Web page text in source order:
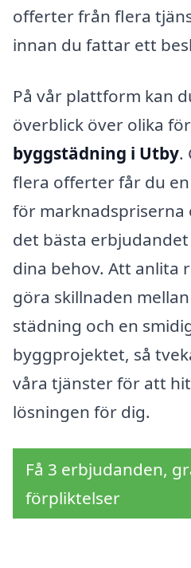
offerter från flera
innan du fattar ett
På vår plattform kan
överblick över olika
byggstädning i Utby.
flera offerter får du
för marknadspriserna
det bästa
dina behov. Att anlita
göra skillnaden
städning och en
byggprojektet, så
våra tjänster för att
lösningen för dig.
Få 3 erbjudanden,
förpliktelser